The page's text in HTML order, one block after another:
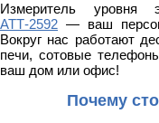
Измеритель уровня
АТТ-2592 — ваш
Вокруг нас работают
печи, сотовые
ваш дом или офис!
Почему